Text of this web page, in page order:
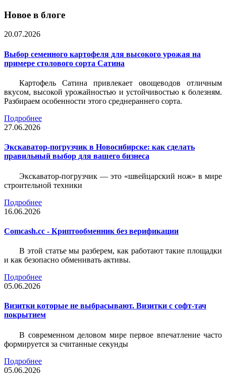
Новое в блоге
20.07.2026
Выбор семенного картофеля для высокого урожая на
примере столового сорта Сатина
Картофель Сатина привлекает овощеводов отличным
вкусом, высокой урожайностью и устойчивостью к болезням.
Разбираем особенности этого среднераннего сорта.
Подробнее
27.06.2026
Экскаватор-погрузчик в Новосибирске: как сделать
правильный выбор для вашего бизнеса
Экскаватор-погрузчик — это «швейцарский нож» в мире
строительной техники
Подробнее
16.06.2026
Comcash.cc - Криптообменник без верификации
В этой статье мы разберем, как работают такие площадки
и как безопасно обменивать активы.
Подробнее
05.06.2026
Визитки которые не выбрасывают. Визитки с софт-тач
покрытием
В современном деловом мире первое впечатление часто
формируется за считанные секунды
Подробнее
05.06.2026